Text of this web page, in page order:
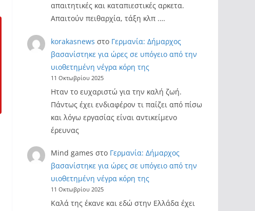
απαιτητικές και καταπιεστικές αρκετα.
Απαιτούν πειθαρχία, τάξη κλπ .…
korakasnews στο Γερμανία: Δήμαρχος
βασανίστηκε για ώρες σε υπόγειο από την
υιοθετημένη νέγρα κόρη της
11 Οκτωβρίου 2025
Ηταν το ευχαριστώ για την καλή ζωή.
Πάντως έχει ενδιαφέρον τι παίζει από πίσω
και λόγω εργασίας είναι αντικείμενο
έρευνας
Mind games στο Γερμανία: Δήμαρχος
βασανίστηκε για ώρες σε υπόγειο από την
υιοθετημένη νέγρα κόρη της
11 Οκτωβρίου 2025
Καλά της έκανε και εδώ στην Ελλάδα έχει